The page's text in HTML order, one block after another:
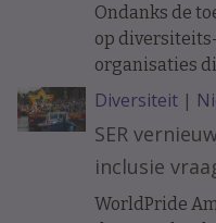
Ondanks de
op
organisaties
verankerd
Workplace
waarin
hun lhbtiq+-
Diversiteit|
SER
inclusie
WorldPride